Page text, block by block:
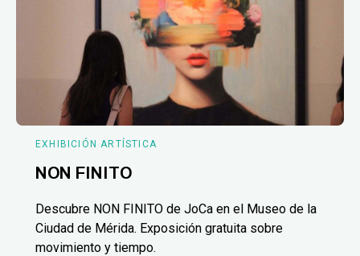
EXHIBICIÓN ARTÍSTICA
NON FINITO
Descubre NON FINITO de JoCa en el Museo de la
Ciudad de Mérida. Exposición gratuita sobre
movimiento y tiempo.